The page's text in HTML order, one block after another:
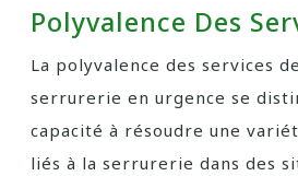
Polyvalence Des
La polyvalence des services
serrurerie en urgence se
capacité à résoudre une
liés à la serrurerie dans des